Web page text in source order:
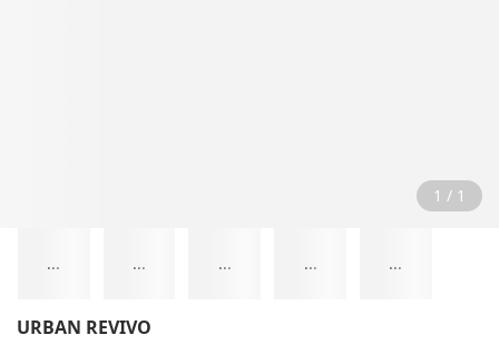
1 / 1
... ... ... ... ...
URBAN REVIVO